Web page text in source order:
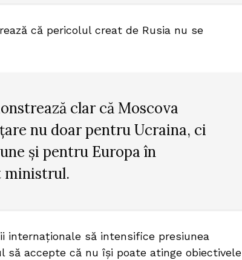
că pericolul creat de Rusia nu se
clar că Moscova
nu doar pentru Ucraina, ci
și pentru Europa în
ministrul.
internaționale să intensifice presiunea
să accepte că nu își poate atinge obiectivele